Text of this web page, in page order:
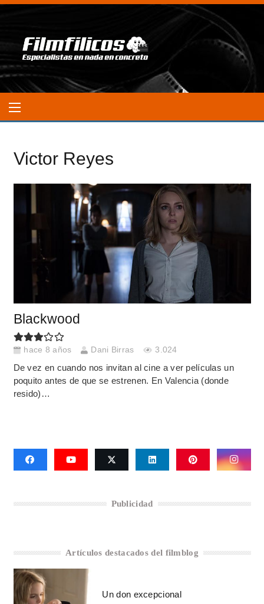
Victor Reyes
Blackwood
hace 8 años Dani Birras 3.024
De vez en cuando nos invitan al cine a ver películas un
poquito antes de que se estrenen. En Valencia (donde
resido)…
Publicidad
Artículos destacados del filmblog
Un don excepcional